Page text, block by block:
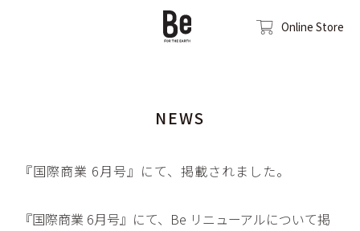
Online Store
NEWS
『国際商業 6月号』にて、掲載されました。
『国際商業 6月号』にて、Be リニューアルについて掲